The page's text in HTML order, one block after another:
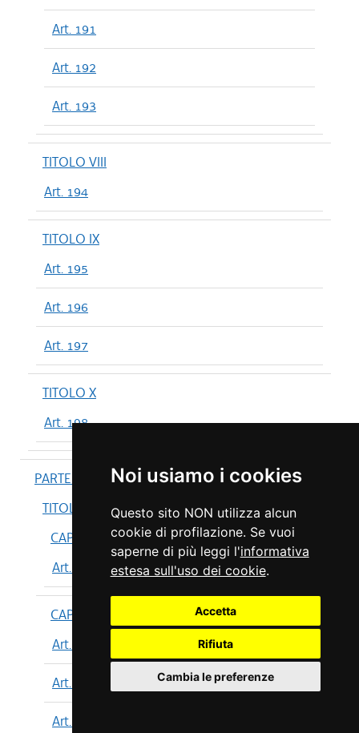
Noi usiamo i cookies
Questo sito NON utilizza alcun
cookie di profilazione. Se vuoi
saperne di più leggi l'informativa
estesa sull'uso dei cookie.
Accetta
Rifiuta
Cambia le preferenze
Art. 191
Art. 192
Art. 193
TITOLO VIII
Art. 194
TITOLO IX
Art. 195
Art. 196
Art. 197
TITOLO X
Art. 198
PARTE IV
TITOLO I
CAPO I
Art. 199
CAPO II
Art. 200
Art. 201
Art. 202